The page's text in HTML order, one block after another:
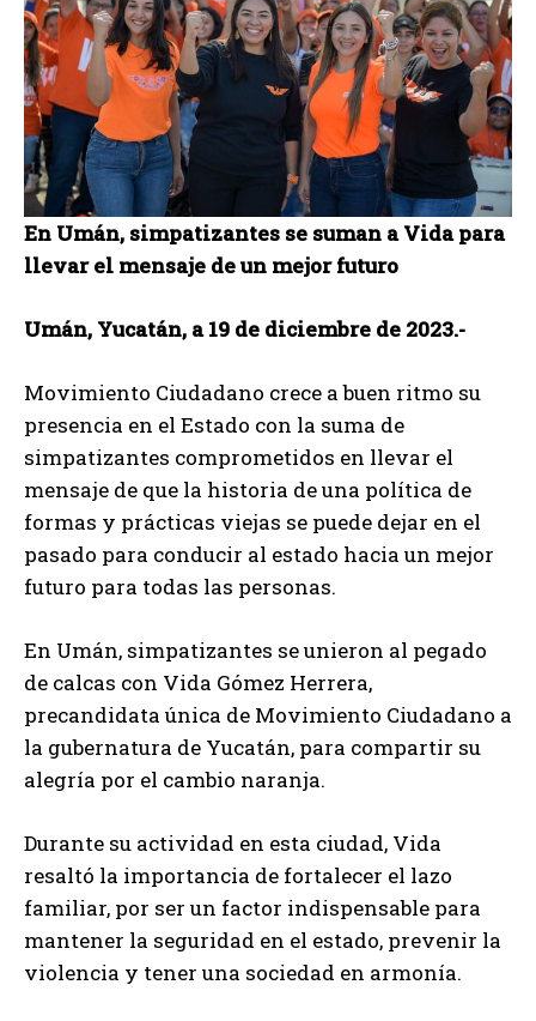
En Umán, simpatizantes se suman a Vida para
llevar el mensaje de un mejor futuro
Umán, Yucatán, a 19 de diciembre de 2023.-
Movimiento Ciudadano crece a buen ritmo su
presencia en el Estado con la suma de
simpatizantes comprometidos en llevar el
mensaje de que la historia de una política de
formas y prácticas viejas se puede dejar en el
pasado para conducir al estado hacia un mejor
futuro para todas las personas.
En Umán, simpatizantes se unieron al pegado
de calcas con Vida Gómez Herrera,
precandidata única de Movimiento Ciudadano a
la gubernatura de Yucatán, para compartir su
alegría por el cambio naranja.
Durante su actividad en esta ciudad, Vida
resaltó la importancia de fortalecer el lazo
familiar, por ser un factor indispensable para
mantener la seguridad en el estado, prevenir la
violencia y tener una sociedad en armonía.